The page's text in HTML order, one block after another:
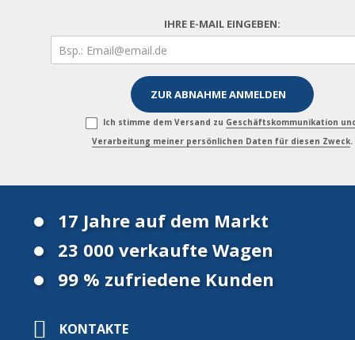
IHRE E-MAIL EINGEBEN:
Ich stimme dem Versand zu Geschäftskommunikation
Verarbeitung meiner persönlichen Daten für diesen Zweck.
17 Jahre auf dem Markt
23 000 verkaufte Wagen
99 % zufriedene Kunden
KONTAKTE